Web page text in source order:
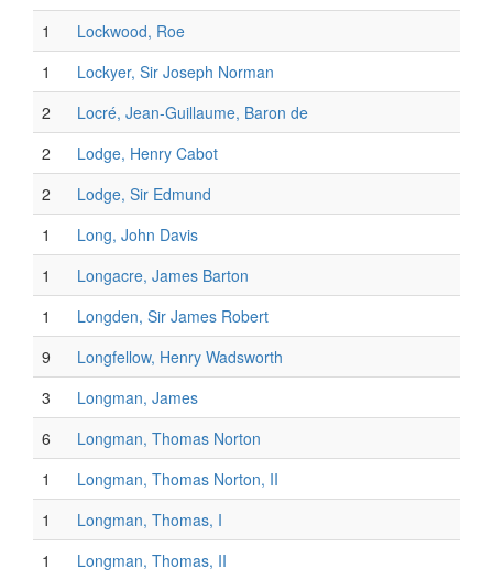
1
Lockwood, Roe
1
Lockyer, Sir Joseph Norman
2
Locré, Jean-Guillaume, Baron de
2
Lodge, Henry Cabot
2
Lodge, Sir Edmund
1
Long, John Davis
1
Longacre, James Barton
1
Longden, Sir James Robert
9
Longfellow, Henry Wadsworth
3
Longman, James
6
Longman, Thomas Norton
1
Longman, Thomas Norton, II
1
Longman, Thomas, I
1
Longman, Thomas, II